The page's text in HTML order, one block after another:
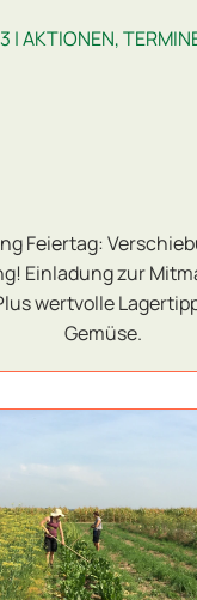
|AKTIONEN,
Feiertag:
Einladung zur
wertvolle
Gemüse.